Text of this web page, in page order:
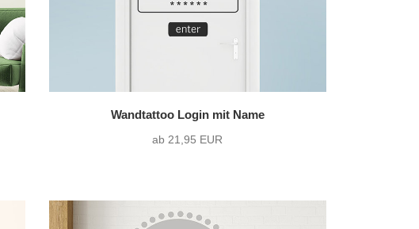
Wandtattoo Login mit Name
ab 21,95 EUR